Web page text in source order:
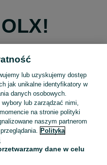
Facebooka
konto Apple
konto Google
lub uzyskujemy dostęp
jak unikalne identyfikatory w
danych osobowych.
lub zarządzać nimi,
na stronie polityki
naszym partnerom
Polityka
dane w celu